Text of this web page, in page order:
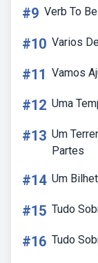
#9 Verb To
#10 Varios
#11 Vamos
#12 Uma
#13 Um
Partes
#14 Um
#15 Tudo
#16 Tudo